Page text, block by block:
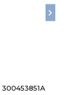
300453851A